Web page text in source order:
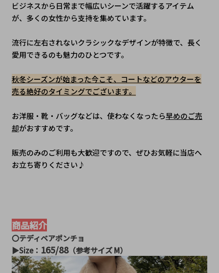
ビジネスから日常まで幅広いシーンで活躍するアイテム
が、多くの女性から支持を集めています。
流行に左右されないクラシックなデザインが特徴で、長く
愛用できるのも魅力のひとつです。
秋冬シーズンが始まった今こそ、コートなどのアウターを
売る絶好のタイミングでございます。
お洋服・靴・バッグなどは、使わなくなったら早めのご売
却がおすすめです。
販売のみのご利用も大歓迎ですので、ぜひお気軽に当店へ
お立ち寄りください♪
商品紹介
〇テディベアポンチョ
▶︎Size： 165/88（参考サイズ M）